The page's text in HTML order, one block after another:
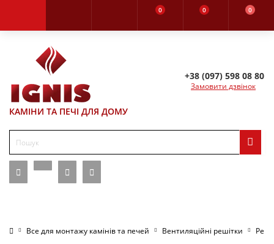
0 0 0
КАМІНИ ТА ПЕЧІ ДЛЯ ДОМУ
+38 (097) 598 08 80
Замовити дзвінок
Все для монтажу камінів та печей Вентиляційні решітки